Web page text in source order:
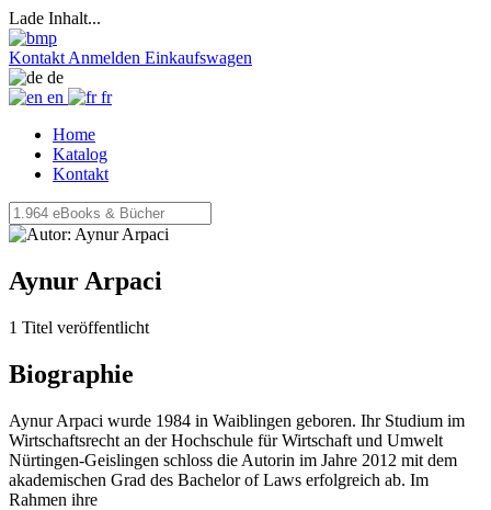
Lade Inhalt...
Kontakt Anmelden Einkaufswagen
de
en
fr
Home
Katalog
Kontakt
Aynur Arpaci
1 Titel veröffentlicht
Biographie
Aynur Arpaci wurde 1984 in Waiblingen geboren. Ihr Studium im
Wirtschaftsrecht an der Hochschule für Wirtschaft und Umwelt
Nürtingen-Geislingen schloss die Autorin im Jahre 2012 mit dem
akademischen Grad des Bachelor of Laws erfolgreich ab. Im
Rahmen ihre